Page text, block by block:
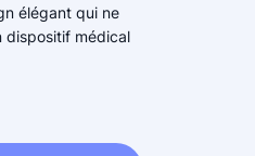
élégant qui ne
dispositif médical